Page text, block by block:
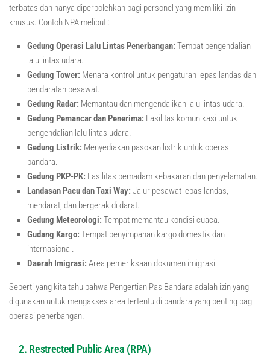
terbatas dan hanya diperbolehkan bagi personel yang memiliki izin
khusus. Contoh NPA meliputi:
Gedung Operasi Lalu Lintas Penerbangan: Tempat pengendalian
lalu lintas udara.
Gedung Tower: Menara kontrol untuk pengaturan lepas landas dan
pendaratan pesawat.
Gedung Radar: Memantau dan mengendalikan lalu lintas udara.
Gedung Pemancar dan Penerima: Fasilitas komunikasi untuk
pengendalian lalu lintas udara.
Gedung Listrik: Menyediakan pasokan listrik untuk operasi
bandara.
Gedung PKP-PK: Fasilitas pemadam kebakaran dan penyelamatan.
Landasan Pacu dan Taxi Way: Jalur pesawat lepas landas,
mendarat, dan bergerak di darat.
Gedung Meteorologi: Tempat memantau kondisi cuaca.
Gudang Kargo: Tempat penyimpanan kargo domestik dan
internasional.
Daerah Imigrasi: Area pemeriksaan dokumen imigrasi.
Seperti yang kita tahu bahwa Pengertian Pas Bandara adalah izin yang
digunakan untuk mengakses area tertentu di bandara yang penting bagi
operasi penerbangan.
2. Restrected Public Area (RPA)